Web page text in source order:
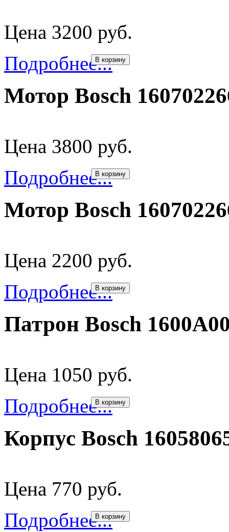
Цена 3200 руб.
Подробнее...
В корзину
Мотор Bosch
Цена 3800 руб.
Подробнее...
В корзину
Мотор Bosch
Цена 2200 руб.
Подробнее...
В корзину
Патрон Bosch
Цена 1050 руб.
Подробнее...
В корзину
Корпус Bosch
Цена 770 руб.
Подробнее...
В корзину